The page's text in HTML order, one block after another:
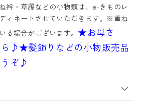
衿・草履などの小物類は、e-きものレ
ィネートさせていただきます。※重ね
る場合がございます。★お母さ
♪★髪飾りなどの小物販売品
ぞ♪